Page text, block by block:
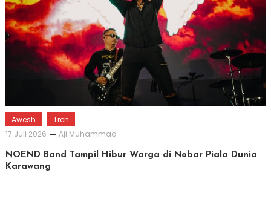
Awesh
Tren
17 Juli 2026
Aji Muhammad
NOEND Band Tampil Hibur Warga di Nobar Piala Dunia
Karawang